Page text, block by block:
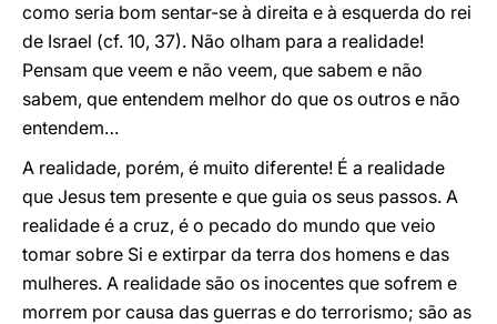
como seria bom sentar-se à direita e à esquerda do rei
de Israel (cf. 10, 37). Não olham para a realidade!
Pensam que veem e não veem, que sabem e não
sabem, que entendem melhor do que os outros e não
entendem…
A realidade, porém, é muito diferente! É a realidade
que Jesus tem presente e que guia os seus passos. A
realidade é a cruz, é o pecado do mundo que veio
tomar sobre Si e extirpar da terra dos homens e das
mulheres. A realidade são os inocentes que sofrem e
morrem por causa das guerras e do terrorismo; são as